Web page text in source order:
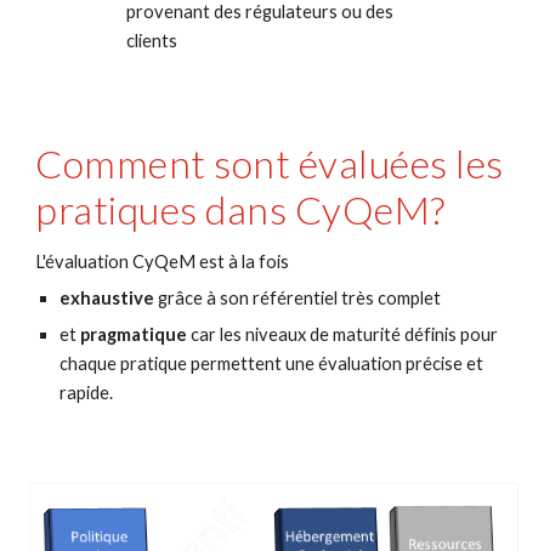
provenant des régulateurs ou des
clients
Comment sont évaluées les
pratiques dans CyQeM?
L'évaluation CyQeM est à la fois
exhaustive grâce à son référentiel très complet
et pragmatique car les niveaux de maturité définis pour
chaque pratique permettent une évaluation précise et
rapide.